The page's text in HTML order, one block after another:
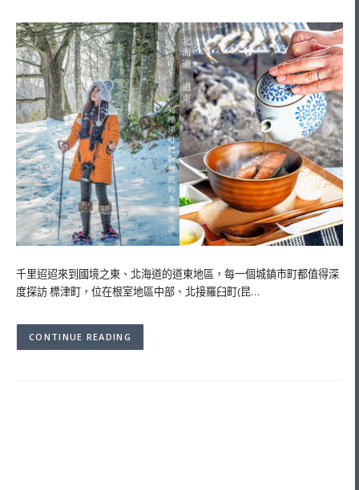
千里迢迢來到國境之東、北海道的道東地區，每一個城鎮市町都值得深
度探訪 標津町，位在根室地區中部、北接羅臼町(昆…
CONTINUE READING